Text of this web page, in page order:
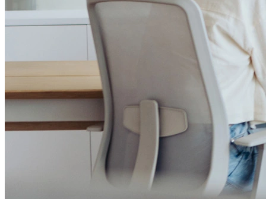
Canal de Ética
Código Corporativo de Conduta Ética
Compromisso com o Meio Ambiente
Educação Financeira
Ouvidoria
Política de Prevenção à Lavagem de Dinheiro
Política de Privacidade
Política de Segurança da Informação
Relatório de Transparência Salarial
Regulamento do Arranjo PAT
Soluções
Gestão de VT
Soluções de Pagamentos